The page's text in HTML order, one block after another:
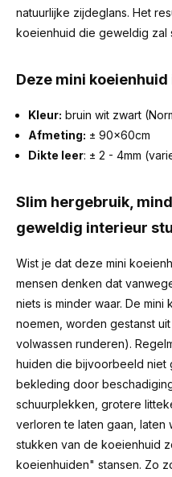
natuurlijke zijdeglans. Het
koeienhuid die geweldig zal
Deze mini
Kleur: bruin wit zwart
Afmeting: ± 90x60cm
Dikte leer: ± 2 - 4mm
Slim hergebruik,
geweldig interieur
Wist je dat deze mini
mensen denken dat
niets is minder waar. De
noemen, worden gestanst
volwassen runderen).
huiden die bijvoorbeeld niet
bekleding door
schuurplekken, grotere
verloren te laten gaan, laten
stukken van de koeienhuid
koeienhuiden" stansen. Zo